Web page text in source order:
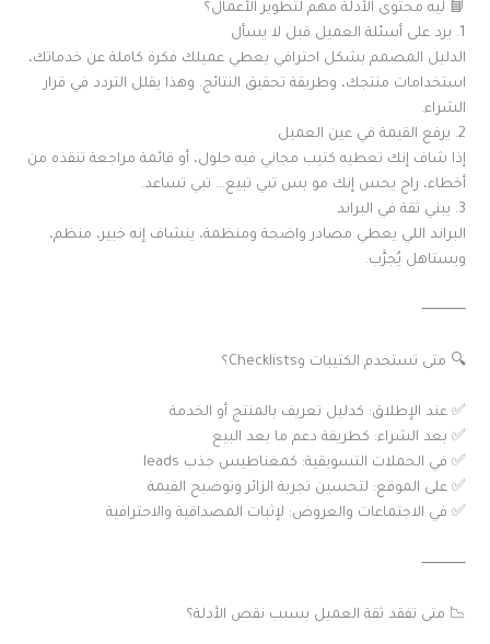
📘 ليه محتوى الأدلة مهم لتطوير الأعمال؟
1. يرد على أسئلة العميل قبل لا يسأل
الدليل المصمم بشكل احترافي يعطي عميلك فكرة كاملة عن خدماتك،
استخدامات منتجك، وطريقة تحقيق النتائج. وهذا يقلل التردد في قرار
الشراء.
2. يرفع القيمة في عين العميل
إذا شاف إنك تعطيه كتيب مجاني فيه حلول، أو قائمة مراجعة تنقذه من
أخطاء، راح يحس إنك مو بس تبي تبيع… تبي تساعد.
3. يبني ثقة في البراند
البراند اللي يعطي مصادر واضحة ومنظمة، ينشاف إنه خبير، منظم،
ويستاهل يُجرَّب.
⸻
🔍 متى تستخدم الكتيبات وChecklists؟
✅ عند الإطلاق: كدليل تعريف بالمنتج أو الخدمة
✅ بعد الشراء: كطريقة دعم ما بعد البيع
✅ في الحملات التسويقية: كمغناطيس جذب leads
✅ على الموقع: لتحسين تجربة الزائر وتوضيح القيمة
✅ في الاجتماعات والعروض: لإثبات المصداقية والاحترافية
⸻
📉 متى تفقد ثقة العميل بسبب نقص الأدلة؟